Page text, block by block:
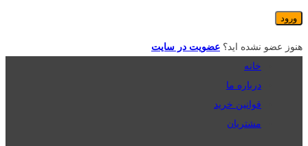
هنوز عضو نشده اید؟ عضویت در سایت
خانه
درباره ما
قوانین خرید
مشتریان